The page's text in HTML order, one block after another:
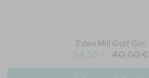
Eden Mill Golf Gin
34,50 € 40,00 €